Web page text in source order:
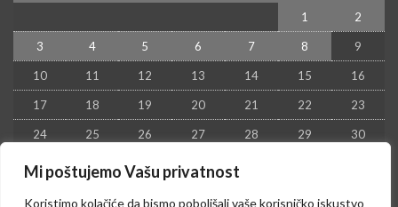
Mi poštujemo Vašu privatnost
Koristimo kolačiće da bismo poboljšali vaše korisničko iskustvo
1
2
3 4 5 6 7 8 9
10 11 12 13 14 15 16
17 18 19 20 21 22 23
24 25 26 27 28 29 30
31